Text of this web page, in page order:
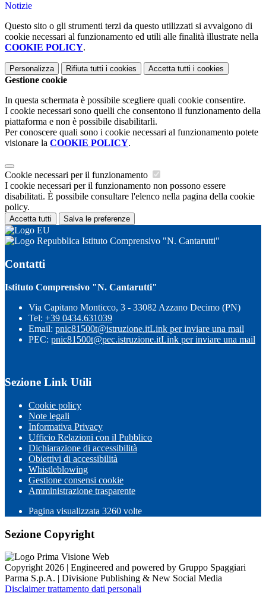
Notizie
Questo sito o gli strumenti terzi da questo utilizzati si avvalgono di
cookie necessari al funzionamento ed utili alle finalità illustrate nella
COOKIE POLICY.
Personalizza Rifiuta tutti i cookies Accetta tutti i cookies
Gestione cookie
In questa schermata è possibile scegliere quali cookie consentire.
I cookie necessari sono quelli che consentono il funzionamento della
piattaforma e non è possibile disabilitarli.
Per conoscere quali sono i cookie necessari al funzionamento potete
visionare la COOKIE POLICY.
Cookie necessari per il funzionamento
I cookie necessari per il funzionamento non possono essere
disabilitati. È possibile consultare l'elenco nella pagina della cookie
policy.
Accetta tutti Salva le preferenze
Istituto Comprensivo "N. Cantarutti"
Contatti
Istituto Comprensivo "N. Cantarutti"
Via Capitano Monticco, 3 - 33082 Azzano Decimo (PN)
Tel: +39 0434.631039
Email: pnic81500t@istruzione.itLink per inviare una mail
PEC: pnic81500t@pec.istruzione.itLink per inviare una mail
Sezione Link Utili
Cookie policy
Note legali
Informativa Privacy
Ufficio Relazioni con il Pubblico
Dichiarazione di accessibilità
Obiettivi di accessibilità
Whistleblowing
Gestione consensi cookie
Amministrazione trasparente
Pagina visualizzata 3260 volte
Sezione Copyright
Copyright 2026 | Engineered and powered by Gruppo Spaggiari
Parma S.p.A. | Divisione Publishing & New Social Media
Disclaimer trattamento dati personali